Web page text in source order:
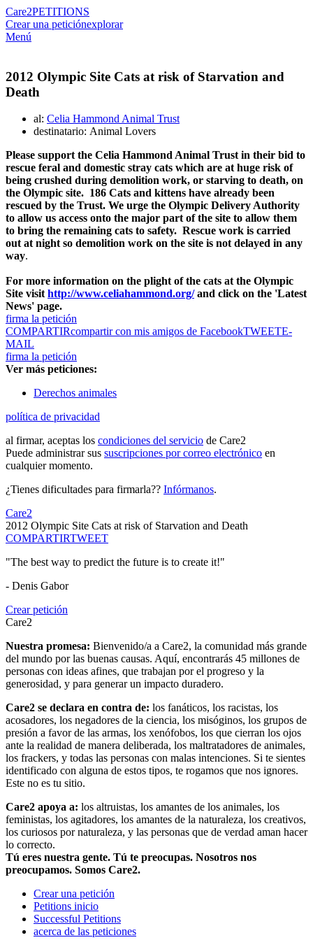
Care2PETITIONS
Crear una peticiónexplorar
Menú
2012 Olympic Site Cats at risk of Starvation and
Death
al: Celia Hammond Animal Trust
destinatario: Animal Lovers
Please support the Celia Hammond Animal Trust in their bid to
rescue feral and domestic stray cats which are at huge risk of
being crushed during demolition work, or starving to death, on
the Olympic site. 186 Cats and kittens have already been
rescued by the Trust. We urge the Olympic Delivery Authority
to allow us access onto the major part of the site to allow them
to bring the remaining cats to safety. Rescue work is carried
out at night so demolition work on the site is not delayed in any
way.
For more information on the plight of the cats at the Olympic
Site visithttp://www.celiahammond.org/and click on the 'Latest
News' page.
firma la petición
COMPARTIRcompartir con mis amigos de FacebookTWEETE-
MAIL
firma la petición
Ver más peticiones:
Derechos animales
política de privacidad
al firmar, aceptas los condiciones del servicio de Care2
Puede administrar sus suscripciones por correo electrónico en
cualquier momento.
¿Tienes dificultades para firmarla?? Infórmanos.
Care2
2012 Olympic Site Cats at risk of Starvation and Death
COMPARTIRTWEET
"The best way to predict the future is to create it!"
- Denis Gabor
Crear petición
Care2
Nuestra promesa: Bienvenido/a a Care2, la comunidad más grande
del mundo por las buenas causas. Aquí, encontrarás 45 millones de
personas con ideas afines, que trabajan por el progreso y la
generosidad, y para generar un impacto duradero.
Care2 se declara en contra de: los fanáticos, los racistas, los
acosadores, los negadores de la ciencia, los misóginos, los grupos de
presión a favor de las armas, los xenófobos, los que cierran los ojos
ante la realidad de manera deliberada, los maltratadores de animales,
los frackers, y todas las personas con malas intenciones. Si te sientes
identificado con alguna de estos tipos, te rogamos que nos ignores.
Este no es tu sitio.
Care2 apoya a: los altruistas, los amantes de los animales, los
feministas, los agitadores, los amantes de la naturaleza, los creativos,
los curiosos por naturaleza, y las personas que de verdad aman hacer
lo correcto.
Tú eres nuestra gente. Tú te preocupas. Nosotros nos
preocupamos. Somos Care2.
Crear una petición
Petitions inicio
Successful Petitions
acerca de las peticiones